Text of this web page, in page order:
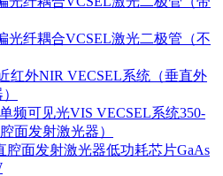
光纤耦合VCSEL激光二极管（不
红外NIR VECSEL系统（垂直外
频可见光VIS VECSEL系统350-
面发射激光器）
腔面发射激光器低功耗芯片GaAs